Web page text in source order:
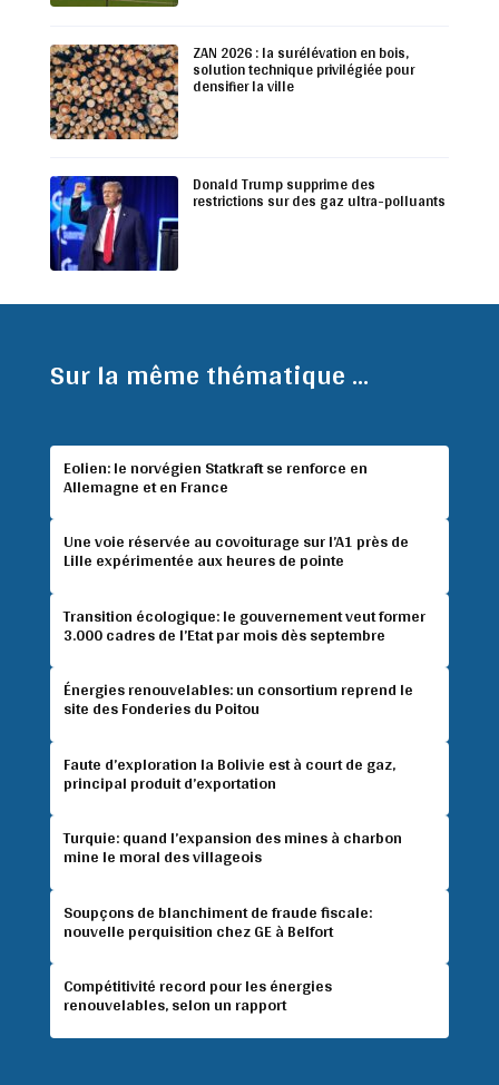
ZAN 2026 : la surélévation en bois,
solution technique privilégiée pour
densifier la ville
Donald Trump supprime des
restrictions sur des gaz ultra-polluants
Sur la même thématique ...
Eolien: le norvégien Statkraft se renforce en
Allemagne et en France
Une voie réservée au covoiturage sur l’A1 près de
Lille expérimentée aux heures de pointe
Transition écologique: le gouvernement veut former
3.000 cadres de l’Etat par mois dès septembre
Énergies renouvelables: un consortium reprend le
site des Fonderies du Poitou
Faute d’exploration la Bolivie est à court de gaz,
principal produit d’exportation
Turquie: quand l’expansion des mines à charbon
mine le moral des villageois
Soupçons de blanchiment de fraude fiscale:
nouvelle perquisition chez GE à Belfort
Compétitivité record pour les énergies
renouvelables, selon un rapport